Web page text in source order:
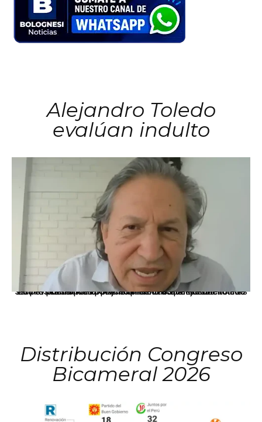
Alejandro Toledo
evalúan indulto
La presidenta Keiko Fujimori informó que la solicitud de indulto presentada por el expresidente Alejandro Toledo será evaluada por la Comisión de Gracias Presidenciales conforme al procedimiento establecido.
Distribución Congreso
Bicameral 2026